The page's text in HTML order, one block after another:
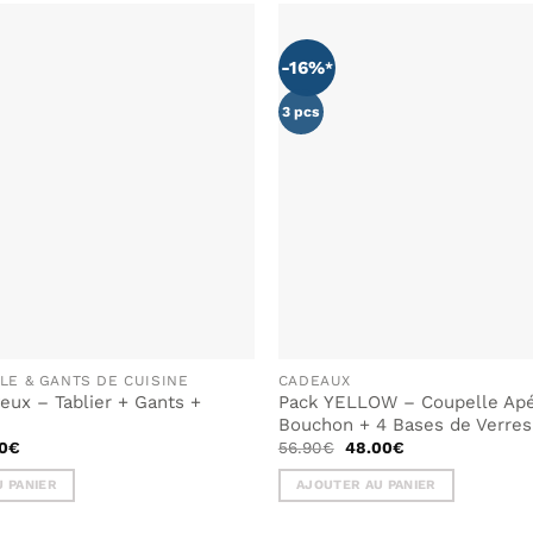
& GANTS DE CUISINE
– Tablier + Gants +
:
€
actuel
est :
55.00€.
PANIER
-16%
3 pcs
CADEAUX
Pack YELLOW – Coupelle
Bouchon + 4 Bases de Verres
56.90€ Le
initial
était :
56.90€.
48.00€Le
actuel
est :
48.00€.
AJOUTER AU PANIER